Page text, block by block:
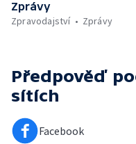
Zprávy
Zpravodajství
Zprávy
Předpověď
sítích
Facebook